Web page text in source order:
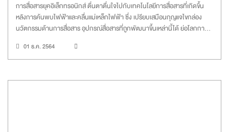
การสื่อสารยุคอิเล็กทรอนิกส์ ตื่นตาตื่นใจไปกับเทคโนโลยีการสื่อสารที่เกิดขึ้น
หลังการค้นพบไฟฟ้าและคลื่นแม่เหล็กไฟฟ้า ซึ่ง เปรียบเสมือนกุญแจไขกล่อง
นวัตกรรมด้านการสื่อสาร อุปกรณ์สื่อสารที่ถูกพัฒนาขึ้นเหล่านี้ได้ ย่อโลกการ
ระยะทางอาจเป็นเพียงอุปสรรคเล็ก ๆ ด้านการสื่อสารเท่านั้น
01 ธ.ค. 2564